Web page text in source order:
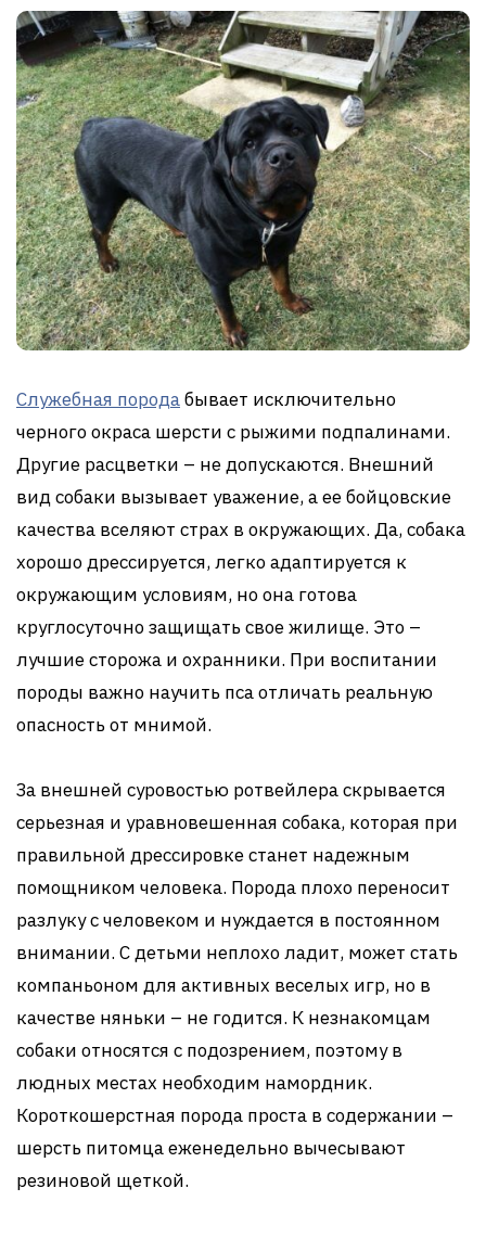
Служебная породабывает исключительно
черного окраса шерсти с рыжими подпалинами.
Другие расцветки – не допускаются. Внешний
вид собаки вызывает уважение, а ее бойцовские
качества вселяют страх в окружающих. Да, собака
хорошо дрессируется, легко адаптируется к
окружающим условиям, но она готова
круглосуточно защищать свое жилище. Это –
лучшие сторожа и охранники. При воспитании
породы важно научить пса отличать реальную
опасность от мнимой.
За внешней суровостью ротвейлера скрывается
серьезная и уравновешенная собака, которая при
правильной дрессировке станет надежным
помощником человека. Порода плохо переносит
разлуку с человеком и нуждается в постоянном
внимании. С детьми неплохо ладит, может стать
компаньоном для активных веселых игр, но в
качестве няньки – не годится. К незнакомцам
собаки относятся с подозрением, поэтому в
людных местах необходим намордник.
Короткошерстная порода проста в содержании –
шерсть питомца еженедельно вычесывают
резиновой щеткой.